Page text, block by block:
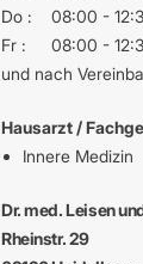
Do :
08:00 -
Fr :
08:00 -
und nach
Hausarzt /
Innere Medizin
Dr. med. Leisen
Rheinstr. 29